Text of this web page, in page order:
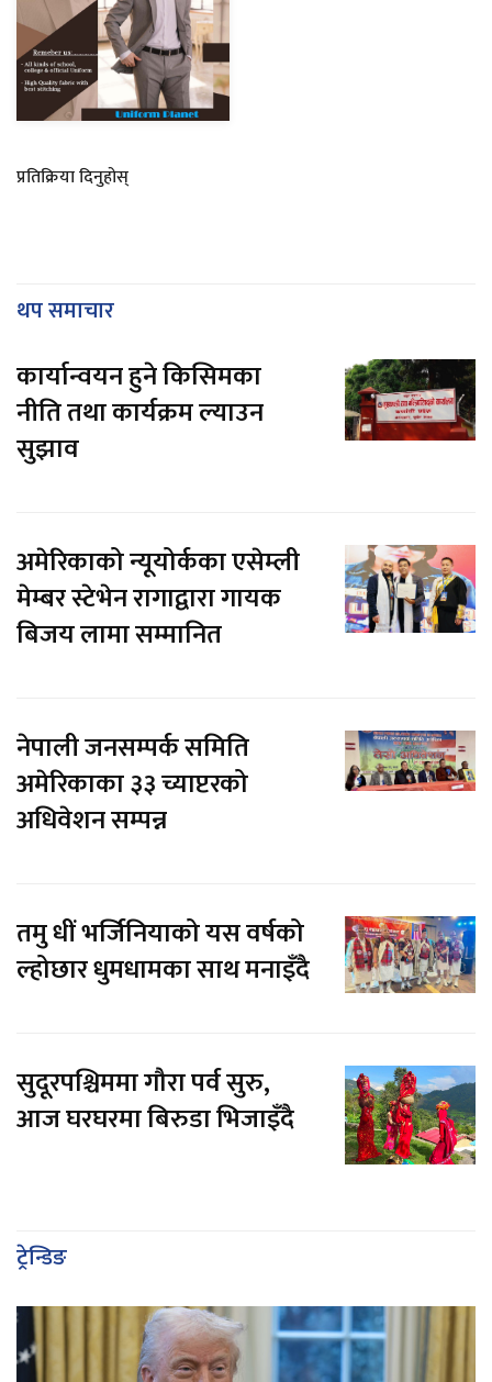
प्रतिक्रिया दिनुहोस्
थप समाचार
कार्यान्वयन हुने किसिमका
नीति तथा कार्यक्रम ल्याउन
सुझाव
अमेरिकाको न्यूयोर्कका एसेम्ली
मेम्बर स्टेभेन रागाद्वारा गायक
बिजय लामा सम्मानित
नेपाली जनसम्पर्क समिति
अमेरिकाका ३३ च्याप्टरको
अधिवेशन सम्पन्न
तमु धीं भर्जिनियाको यस वर्षको
ल्होछार धुमधामका साथ मनाइँदै
सुदूरपश्चिममा गौरा पर्व सुरु,
आज घरघरमा बिरुडा भिजाइँदै
ट्रेन्डिङ